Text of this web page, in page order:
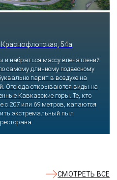
Краснофлотская, 54а
и набраться массу впечатлений
самому длинному подвесному
парит в воздухе на
Отсюда открываются виды на
Кавказские горы. Те, кто
с 207 или 69 метров, катаются
экстремальный пыл
СМОТРЕТЬ ВСЕ